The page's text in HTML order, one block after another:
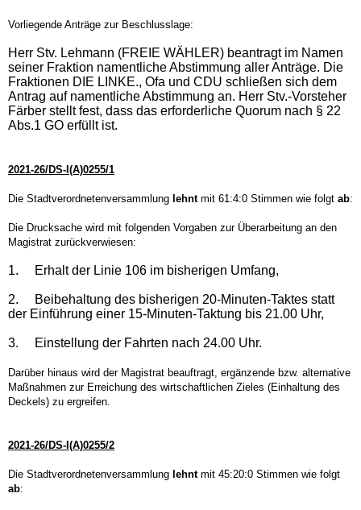
Vorliegende Anträge zur Beschlusslage:
Herr Stv. Lehmann (FREIE WÄHLER) beantragt im Namen
seiner Fraktion namentliche Abstimmung aller Anträge. Die
Fraktionen DIE LINKE., Ofa und CDU schließen sich dem
Antrag auf namentliche Abstimmung an. Herr Stv.-Vorsteher
Färber stellt fest, dass das erforderliche Quorum nach § 22
Abs.1 GO erfüllt ist.
2021-26/DS-I(A)0255/1
Die Stadtverordnetenversammlung lehntmit 61:4:0 Stimmen wie folgt ab:
Die Drucksache wird mit folgenden Vorgaben zur Überarbeitung an den
Magistrat zurückverwiesen:
1. Erhalt der Linie 106 im bisherigen Umfang,
2.
Beibehaltung des bisherigen 20-Minuten-Taktes statt
der Einführung einer 15-Minuten-Taktung bis 21.00 Uhr,
3. Einstellung der Fahrten nach 24.00 Uhr.
Darüber hinaus wird der Magistrat beauftragt, ergänzende bzw. alternative
Maßnahmen zur Erreichung des wirtschaftlichen Zieles (Einhaltung des
Deckels) zu ergreifen.
2021-26/DS-I(A)0255/2
Die Stadtverordnetenversammlung lehntmit 45:20:0 Stimmen wie folgt
ab: